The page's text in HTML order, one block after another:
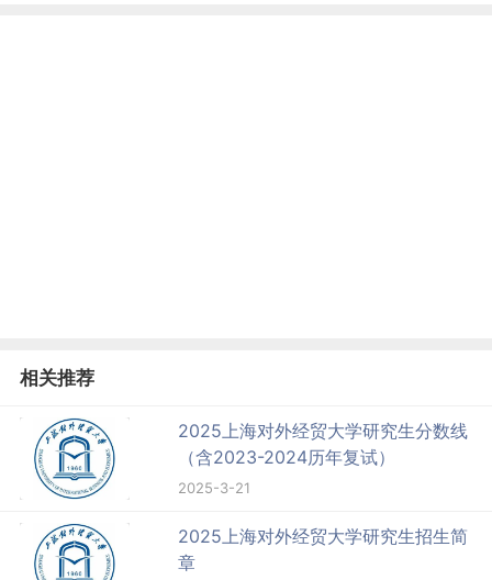
相关推荐
2025上海对外经贸大学研究生分数线
（含2023-2024历年复试）
2025-3-21
2025上海对外经贸大学研究生招生简
章